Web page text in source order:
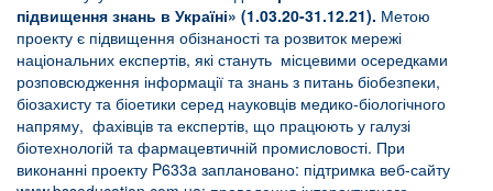
підвищення знань в Україні» (1.03.20-31.12.21). Метою
проекту є підвищення обізнаності та розвиток мережі
національних експертів, які стануть місцевими осередками
розповсюдження інформації та знань з питань біобезпеки,
біозахисту та біоетики серед науковців медико-біологічного
напряму, фахівців та експертів, що працюють у галузі
біотехнологій та фармацевтичній промисловості. При
виконанні проекту P633a заплановано: підтримка веб-сайту